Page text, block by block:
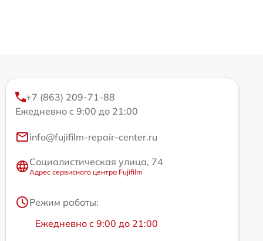
+7 (863) 209-71-88
Ежедневно с 9:00 до 21:00
info@fujifilm-repair-center.ru
Социалистическая улица, 74
Адрес сервисного центра Fujifilm
Режим работы:
Ежедневно с 9:00 до 21:00